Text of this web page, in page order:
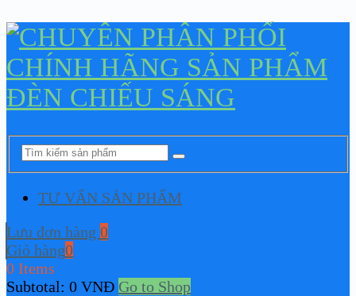
TƯ VẤN SẢN PHẨM
Lưu đơn hàng 0
Giỏ hàng0
0 Items
Subtotal: 0 VNĐ Go to Shop